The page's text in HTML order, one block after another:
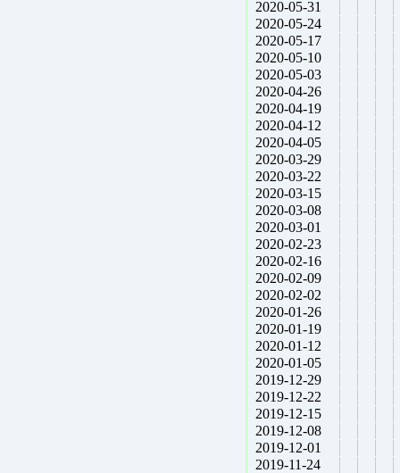
2020-05-31
2020-05-24
2020-05-17
2020-05-10
2020-05-03
2020-04-26
2020-04-19
2020-04-12
2020-04-05
2020-03-29
2020-03-22
2020-03-15
2020-03-08
2020-03-01
2020-02-23
2020-02-16
2020-02-09
2020-02-02
2020-01-26
2020-01-19
2020-01-12
2020-01-05
2019-12-29
2019-12-22
2019-12-15
2019-12-08
2019-12-01
2019-11-24